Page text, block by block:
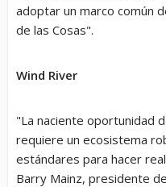
adoptar un marco común
de las Cosas".
Wind River
"La naciente oportunidad
requiere un ecosistema
estándares para hacer
Barry Mainz, presidente